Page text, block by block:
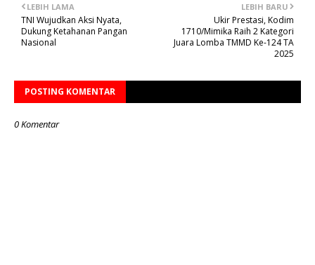
LEBIH BARU
Ukir Prestasi, Kodim
1710/Mimika Raih 2 Kategori
Juara Lomba TMMD Ke-124 TA
2025
LEBIH LAMA
TNI Wujudkan Aksi Nyata,
Dukung Ketahanan Pangan
Nasional
POSTING KOMENTAR
0 Komentar